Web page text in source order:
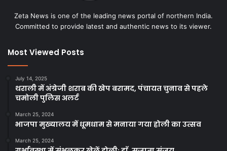
Zeta News is one of the leading news portal of northern India.
Committed to provide latest and authentic news to its viewer.
Most Viewed Posts
July 14, 2025
थराली में अंग्रेजी शराब की खेप बरामद, पंचायत चुनाव से पहले
चमोली पुलिस अलर्ट
March 25, 2024
भाजपा मुख्यालय में धूमधाम से मनाया गया होली का उत्सव
March 25, 2024